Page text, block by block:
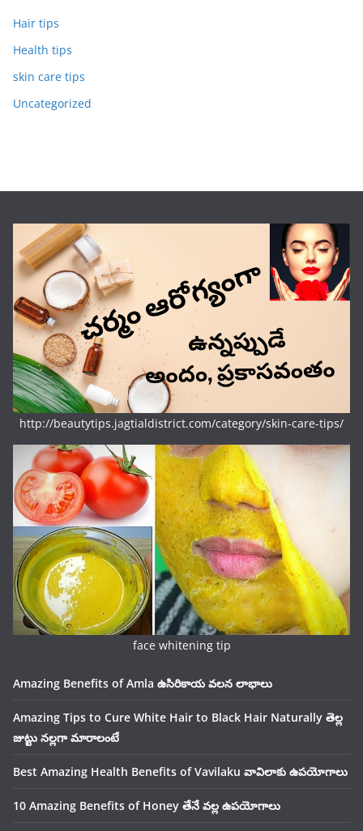
Hair tips
Health tips
skin care tips
Uncategorized
http://beautytips.jagtialdistrict.com/category/skin-care-tips/
face whitening tip
Amazing Benefits of Amla ఉసిరికాయ వలన లాభాలు
Amazing Tips to Cure White Hair to Black Hair Naturally తెల్ల
జుట్టు నల్లగా మారాలంటే
Best Amazing Health Benefits of Vavilaku వావిలాకు ఉపయోగాలు
10 Amazing Benefits of Honey తేనే వల్ల ఉపయోగాలు